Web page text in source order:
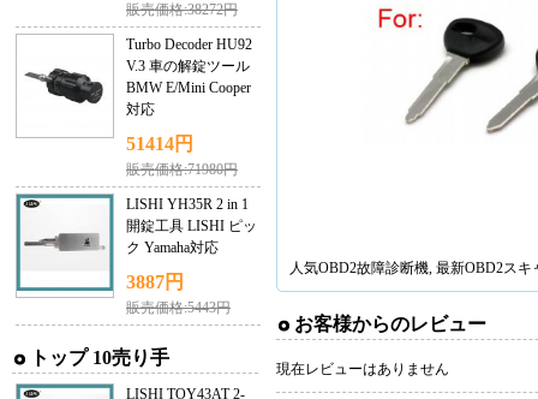
販売価格:38272円
Turbo Decoder HU92
V.3 車の解錠ツール
BMW E/Mini Cooper
対応
51414円
販売価格:71980円
LISHI YH35R 2 in 1
開錠工具 LISHI ピッ
ク Yamaha対応
3887円
販売価格:5443円
トップ 10売り手
LISHI TOY43AT 2-
人気OBD2故障診断機, 最新OBD2スキ
お客様からのレビュー
現在レビューはありません